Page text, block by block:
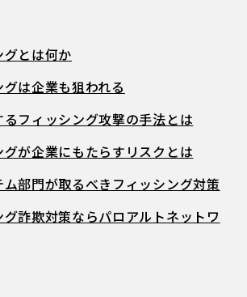
グとは何か
は企業も狙われる
フィッシング攻撃の手法とは
グが企業にもたらすリスクとは
部門が取るべきフィッシング対策
グ詐欺対策ならパロアルトネットワ